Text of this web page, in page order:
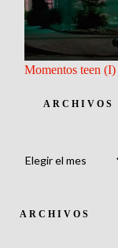
Momentos teen (I)
ARCHIVOS
ARCHIVOS